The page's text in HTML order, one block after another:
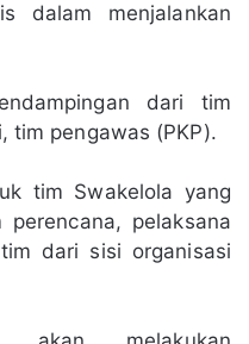
dalam menjalankan
dari tim
tim pengawas (PKP).
tim Swakelola yang
pelaksana
dari sisi organisasi